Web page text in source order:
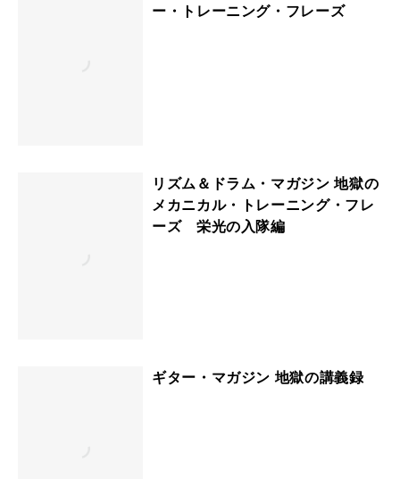
ー・トレーニング・フレーズ
リズム＆ドラム・マガジン 地獄の
メカニカル・トレーニング・フレ
ーズ 栄光の入隊編
ギター・マガジン 地獄の講義録